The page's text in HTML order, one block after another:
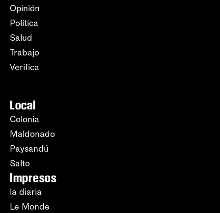
Opinión
Política
Salud
Trabajo
Verifica
Local
Colonia
Maldonado
Paysandú
Salto
Impresos
la diaria
Le Monde